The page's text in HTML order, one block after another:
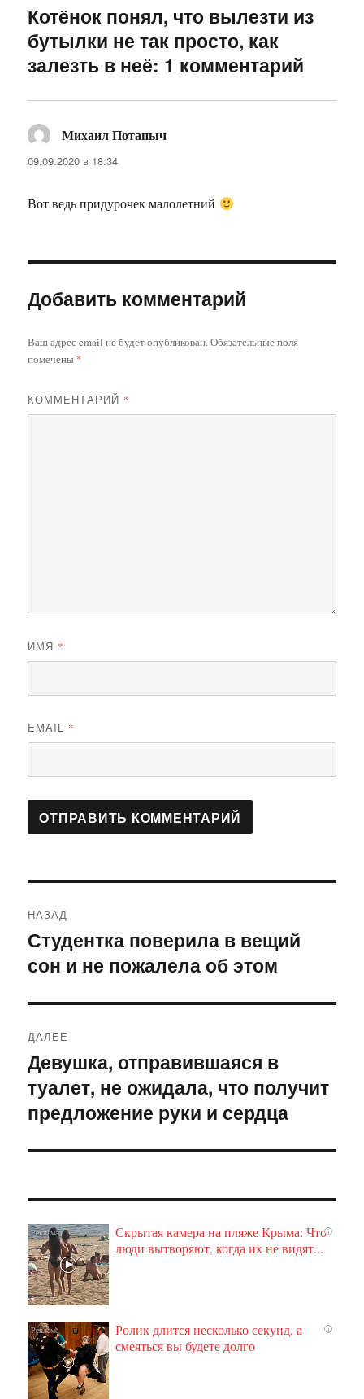
Котёнок понял, что вылезти из
бутылки не так просто, как
залезть в неё: 1 комментарий
Михаил Потапыч
09.09.2020 в 18:34
Вот ведь придурочек малолетний
Добавить комментарий
Ваш адрес email не будет опубликован.Обязательные поля
помечены *
КОММЕНТАРИЙ *
ИМЯ *
EMAIL *
по
записям
НАЗАД
Предыдущая
запись:
Студентка поверила в вещий
сон и не пожалела об этом
ДАЛЕЕ
Следующая
запись:
Девушка, отправившаяся в
туалет, не ожидала, что получит
предложение руки и сердца
i
Скрытая камера на пляже Крыма: Что
люди вытворяют, когда их не видят...
i
Ролик длится несколько секунд, а
смеяться вы будете долго